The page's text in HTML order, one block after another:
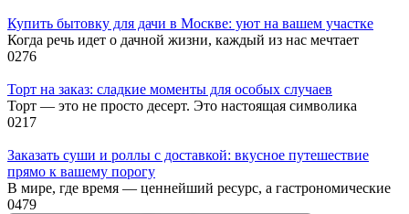
Купить бытовку для дачи в Москве: уют на вашем участке
Когда речь идет о дачной жизни, каждый из нас мечтает
0276
Торт на заказ: сладкие моменты для особых случаев
Торт — это не просто десерт. Это настоящая символика
0217
Заказать суши и роллы с доставкой: вкусное путешествие
прямо к вашему порогу
В мире, где время — ценнейший ресурс, а гастрономические
0479